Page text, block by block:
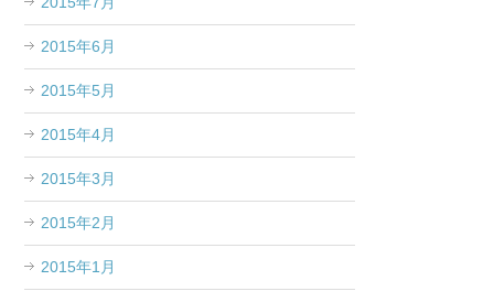
2015年6月
2015年5月
2015年4月
2015年3月
2015年2月
2015年1月